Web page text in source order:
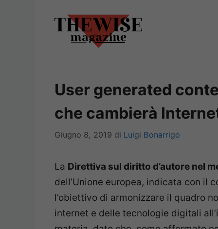
User generated
che cambierà
Giugno 8, 2019 di Luigi Bonarrigo
La Direttiva sul diritto d’autore nel
dell’Unione europea, indicata con il
l’obiettivo di armonizzare il quadro
internet e delle tecnologie digitali